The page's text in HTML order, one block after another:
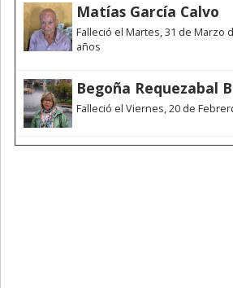
Matías García Calvo
Falleció el Martes, 31 de Marzo
años
Begoña Requezabal
Falleció el Viernes, 20 de